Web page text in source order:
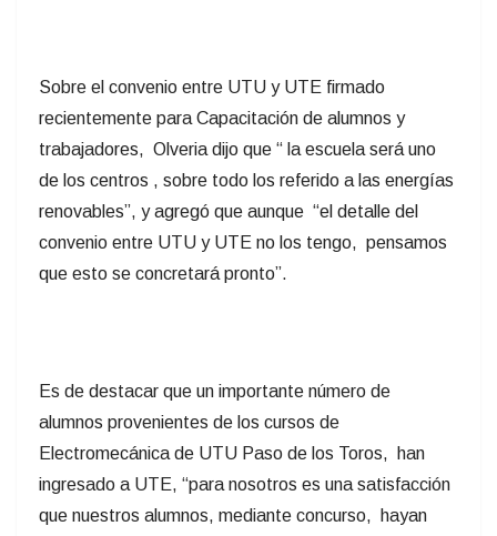
Sobre el convenio entre UTU y UTE firmado
recientemente para Capacitación de alumnos y
trabajadores, Olveria dijo que “ la escuela será uno
de los centros , sobre todo los referido a las energías
renovables”, y agregó que aunque “el detalle del
convenio entre UTU y UTE no los tengo, pensamos
que esto se concretará pronto”.
Es de destacar que un importante número de
alumnos provenientes de los cursos de
Electromecánica de UTU Paso de los Toros, han
ingresado a UTE, “para nosotros es una satisfacción
que nuestros alumnos, mediante concurso, hayan